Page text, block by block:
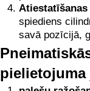
Atiestatīšanas
spiediens
savā pozīcijā,
pielietojuma